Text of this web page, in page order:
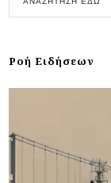
Ροή Ειδήσεων